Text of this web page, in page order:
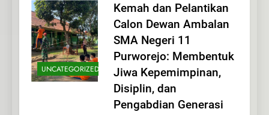
UNCATEGORIZED
Kemah dan Pelantikan
Calon Dewan Ambalan
SMA Negeri 11
Purworejo: Membentuk
Jiwa Kepemimpinan,
Disiplin, dan
Pengabdian Generasi